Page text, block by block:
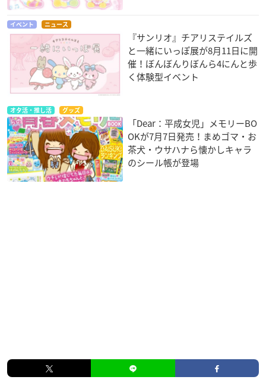
イベント ニュース
『サンリオ』チアリステイルズ
と一緒にいっぽ展が8月11日に開
催！ぼんぼんりぼんら4にんと歩
く体験型イベント
オタ活・推し活 グッズ
「Dear：平成女児」メモリーBO
OKが7月7日発売！まめゴマ・お
茶犬・ウサハナら懐かしキャラ
のシール帳が登場